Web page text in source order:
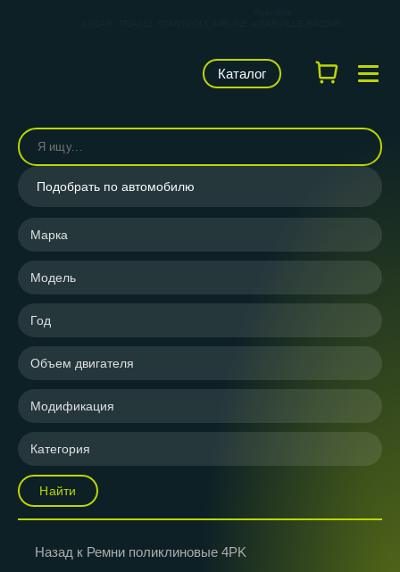
Каталог
Подобрать по автомобилю
Марка
Модель
Год
Объем двигателя
Модификация
Категория
Найти
Назад к Ремни поликлиновые 4PK